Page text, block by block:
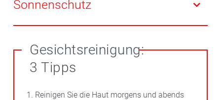
Fett enthalten. Oft sind den Pflegeprodukten fürs
Gesicht auch grüne Farbpigmente zugesetzt, um die
es die Blutgefäße in der Haut. Das Serum wird unter
Sonnenschutz
UV-Strahlung gehört zu den Faktoren, die Schübe
auslösen. Sonnenschutz ist deshalb Pflicht – und das
auch im Winter und im Frühjahr. Wichtig ist ein sehr
hoher Lichtschutzfaktor: im Sommer 50+, im Winter
Gesichtsreinigung:
3 Tipps
1. Reinigen Sie die Haut morgens und abends